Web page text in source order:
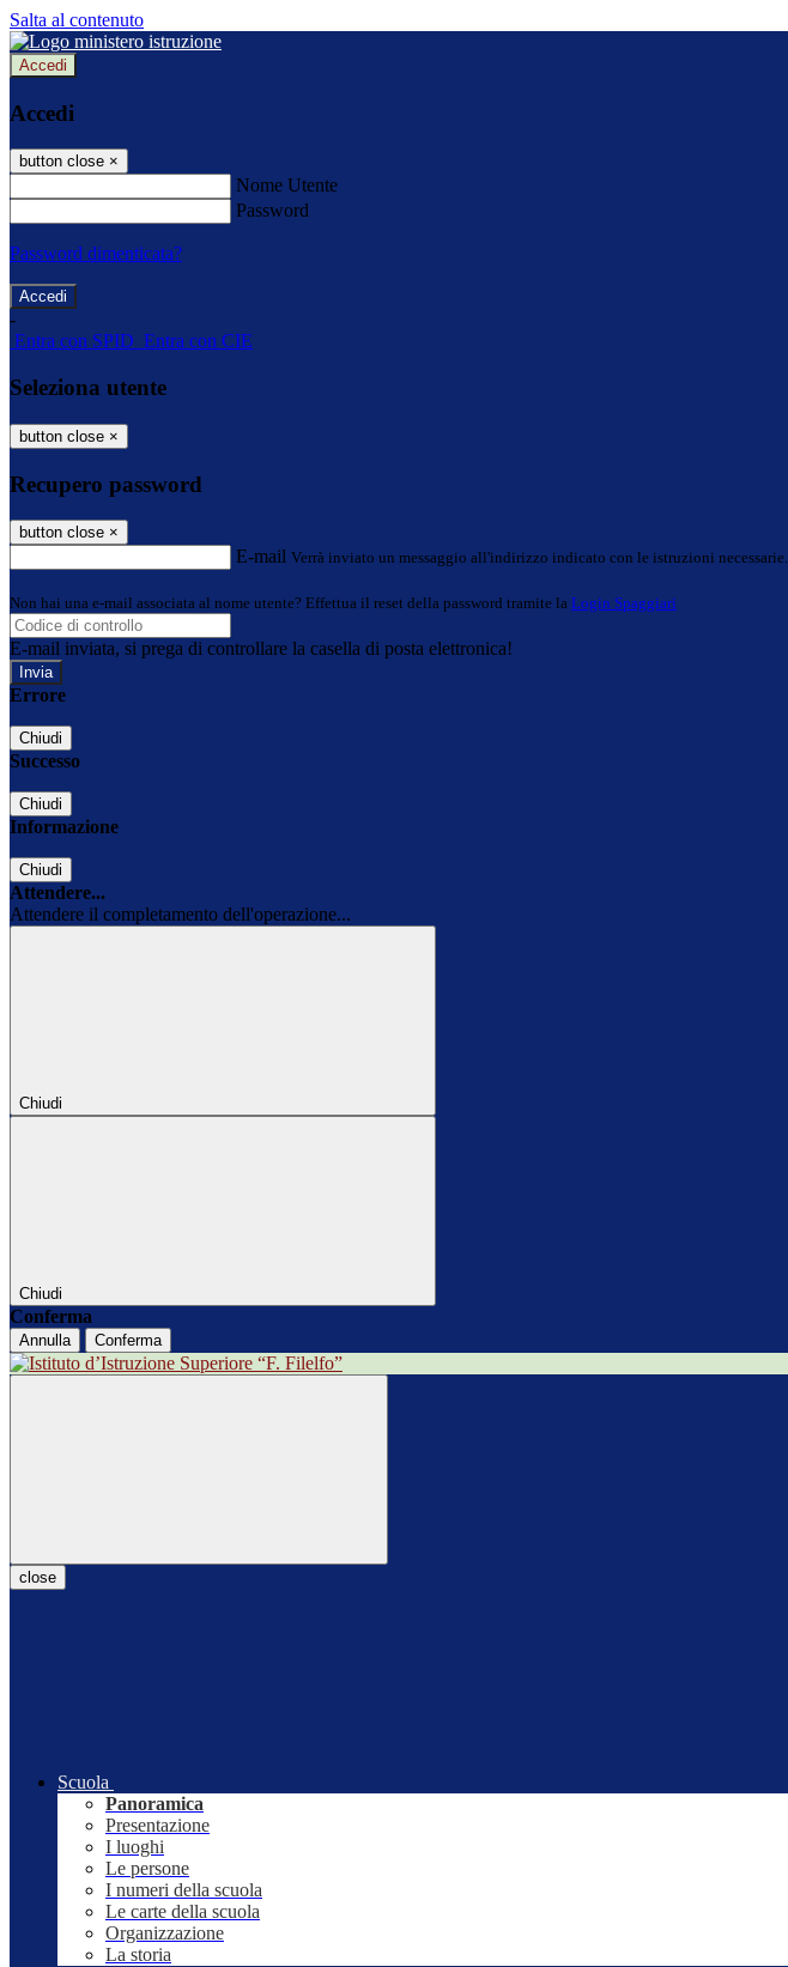
Salta al contenuto
Accedi
Accedi
button close ×
Nome Utente
Password
Password dimenticata?
-
Entra con SPID Entra con CIE
Seleziona utente
button close ×
Recupero password
button close ×
E-mail Verrà inviato un messaggio all'indirizzo indicato con le istruzioni necessarie.
Non hai una e-mail associata al nome utente? Effettua il reset della password tramite la Login Spaggiari
E-mail inviata, si prega di controllare la casella di posta elettronica!
Errore
Chiudi
Successo
Chiudi
Informazione
Chiudi
Attendere...
Attendere il completamento dell'operazione...
Chiudi
Chiudi
Conferma
Annulla Conferma
close
Scuola
Panoramica
Presentazione
I luoghi
Le persone
I numeri della scuola
Le carte della scuola
Organizzazione
La storia